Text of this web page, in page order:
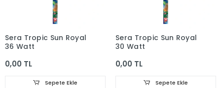
Sera Tropic Sun Royal
36 Watt
0,00 TL
Sepete Ekle
Sera Tropic Sun Royal
30 Watt
0,00 TL
Sepete Ekle